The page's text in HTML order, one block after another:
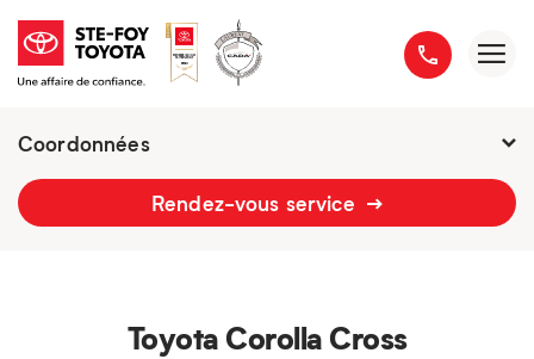
Coordonnées
Fermé : Ouverture-
Rendez-vous service
Toyota Corolla Cross